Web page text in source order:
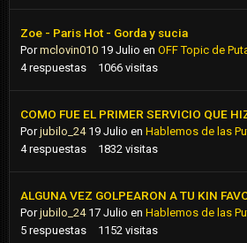
Zoe - Paris Hot - Gorda y sucia
Pormclovin010 19 Julio en OFF Topic de
4 respuestas 1066 visitas
COMO FUE EL PRIMER SERVICIO QUE
Porjubilo_24 19 Julio en Hablemos de las
4 respuestas 1832 visitas
ALGUNA VEZ GOLPEARON A TU KIN
Porjubilo_24 17 Julio en Hablemos de las
5 respuestas 1152 visitas